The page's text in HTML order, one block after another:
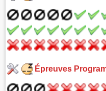
Épreuves